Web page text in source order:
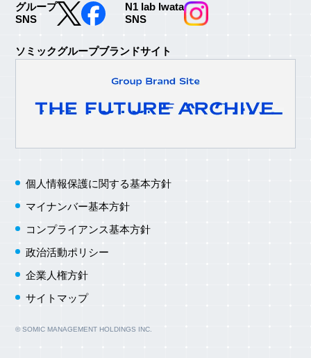
グループ
SNS
N1 lab Iwata
SNS
ソミックグループブランドサイト
個人情報保護に関する基本方針
マイナンバー基本方針
コンプライアンス基本方針
政治活動ポリシー
企業人権方針
サイトマップ
© SOMIC MANAGEMENT HOLDINGS INC.